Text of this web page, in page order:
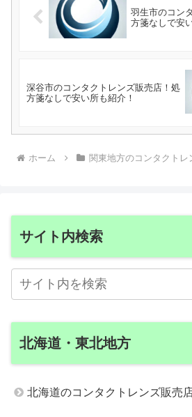
羽生市のコン
方箋なしで安
深谷市のコンタクトレンズ販売店！処
方箋なしで安い所も紹介！
ホーム 関東地方のコンタクトレ
サイト内検索
北海道・東北地方
北海道のコンタクトレンズ販売